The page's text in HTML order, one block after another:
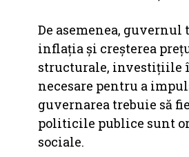
De asemenea, guvernul
inflația și creșterea
structurale, investițiile
necesare pentru a
guvernarea trebuie să
politicile publice sunt
sociale.